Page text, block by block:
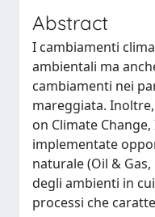
Abstract
I cambiamenti
ambientali ma
cambiamenti nei
mareggiata.
on Climate
implementate
naturale (Oil &
degli ambienti in
processi che